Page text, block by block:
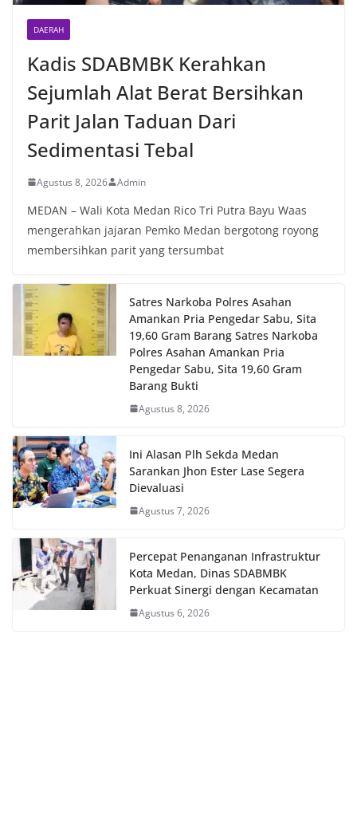
DAERAH
Kadis SDABMBK Kerahkan
Sejumlah Alat Berat Bersihkan
Parit Jalan Taduan Dari
Sedimentasi Tebal
Agustus 8, 2026 Admin
MEDAN – Wali Kota Medan Rico Tri Putra Bayu Waas
mengerahkan jajaran Pemko Medan bergotong royong
membersihkan parit yang tersumbat
Satres Narkoba Polres Asahan
Amankan Pria Pengedar Sabu, Sita
19,60 Gram Barang Satres Narkoba
Polres Asahan Amankan Pria
Pengedar Sabu, Sita 19,60 Gram
Barang Bukti
Agustus 8, 2026
Ini Alasan Plh Sekda Medan
Sarankan Jhon Ester Lase Segera
Dievaluasi
Agustus 7, 2026
Percepat Penanganan Infrastruktur
Kota Medan, Dinas SDABMBK
Perkuat Sinergi dengan Kecamatan
Agustus 6, 2026